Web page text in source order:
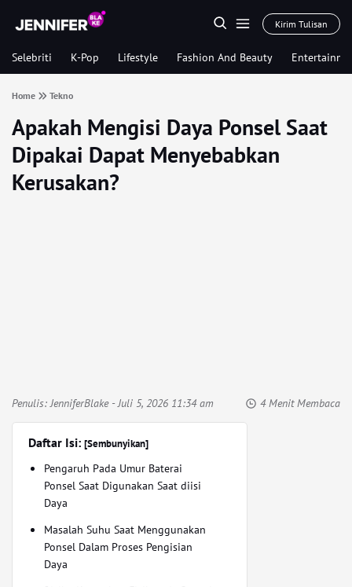
Kirim Tulisan
Selebriti K-Pop Lifestyle Fashion And Beauty
Home Tekno
Apakah Mengisi Daya Ponsel Saat
Dipakai Dapat Menyebabkan
Kerusakan?
Penulis:JenniferBlake- Juli 5, 2026 11:34 am 4 Menit Membaca
Daftar Isi: [Sembunyikan]
Pengaruh Pada Umur Baterai
Ponsel Saat Digunakan Saat diisi
Daya
Masalah Suhu Saat Menggunakan
Ponsel Dalam Proses Pengisian
Daya